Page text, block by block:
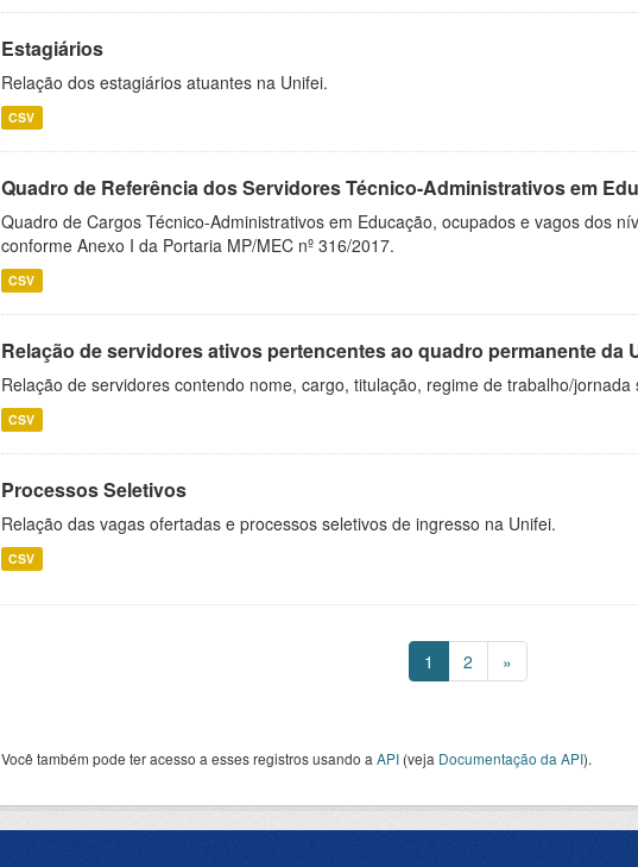
Estagiários
Relação dos estagiários atuantes na Unifei.
CSV
Quadro de Referência dos Servidores Técnico-Administrativos em
Quadro de Cargos Técnico-Administrativos em Educação, ocupados e vagos dos
conforme Anexo I da Portaria MP/MEC nº 316/2017.
CSV
Relação de servidores ativos pertencentes ao quadro permanente da
Relação de servidores contendo nome, cargo, titulação, regime de trabalho/jornada
CSV
Processos Seletivos
Relação das vagas ofertadas e processos seletivos de ingresso na Unifei.
CSV
1 2 »
Você também pode ter acesso a esses registros usando a API (veja Documentação da API).